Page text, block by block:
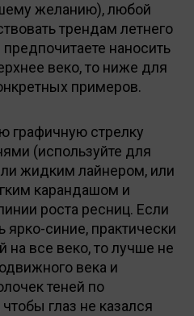
желанию), любой
трендам летнего
наносить
веко, то ниже для
примеров.
графичную стрелку
(используйте для
жидким лайнером, или
карандашом и
роста ресниц. Если
ярко-синие, практически
на все веко, то лучше не
века и
теней по
глаз не казался